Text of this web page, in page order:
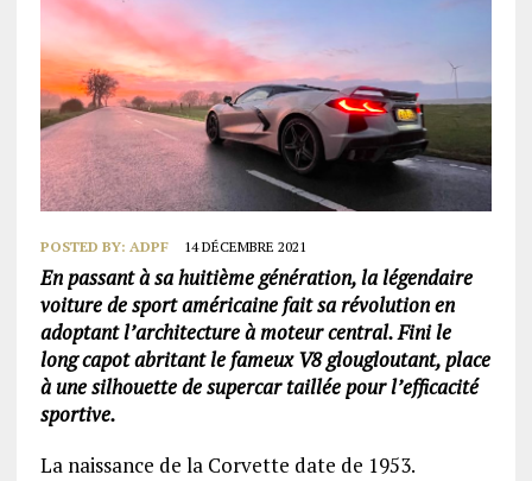
POSTED BY: ADPF 14 DÉCEMBRE 2021
En passant à sa huitième génération, la légendaire
voiture de sport américaine fait sa révolution en
adoptant l’architecture à moteur central. Fini le
long capot abritant le fameux V8 glougloutant, place
à une silhouette de supercar taillée pour l’efficacité
sportive.
La naissance de la Corvette date de 1953.